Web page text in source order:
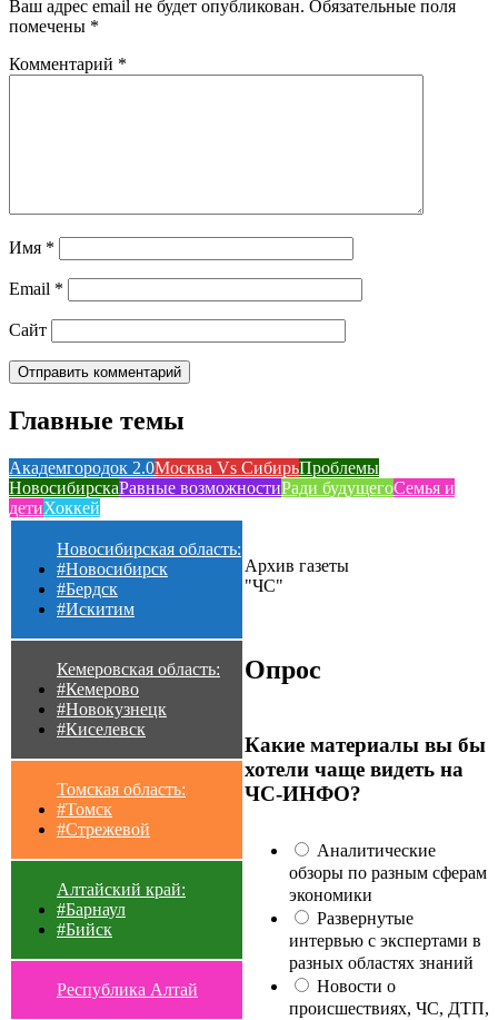
Ваш адрес email не будет опубликован. Обязательные поля
помечены *
Комментарий *
Имя *
Email *
Сайт
Главные темы
Академгородок 2.0Москва Vs СибирьПроблемы
НовосибирскаРавные возможностиРади будущегоСемья и
детиХоккей
Новосибирская область:
#Новосибирск
#Бердск
#Искитим
Кемеровская область:
#Кемерово
#Новокузнецк
#Киселевск
Томская область:
#Томск
#Стрежевой
Алтайский край:
#Барнаул
#Бийск
Республика Алтай
Архив газеты
"ЧС"
Опрос
Какие материалы вы бы
хотели чаще видеть на
ЧС-ИНФО?
Аналитические
обзоры по разным сферам
экономики
Развернутые
интервью с экспертами в
разных областях знаний
Новости о
происшествиях, ЧС, ДТП,